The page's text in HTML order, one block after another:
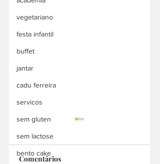
vegetariano
festa infantil
buffet
jantar
cadu ferreira
servicos
sem gluten
sem lactose
bento cake
Comentários